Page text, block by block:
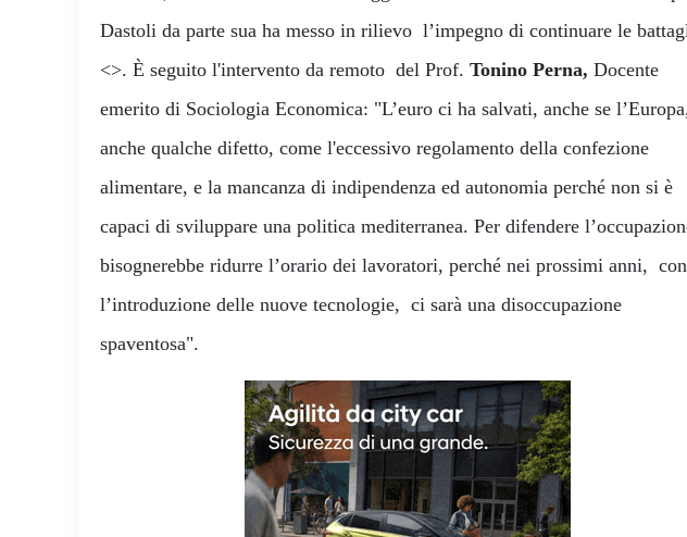
Dastoli da parte sua ha messo in rilievo l’impegno di continuare le
<>. È seguito l'intervento da remoto del Prof. Tonino Perna, Docente
emerito di Sociologia Economica: "L’euro ci ha salvati, anche se
anche qualche difetto, come l'eccessivo regolamento della confezione
alimentare, e la mancanza di indipendenza ed autonomia perché non si è
capaci di sviluppare una politica mediterranea. Per difendere
bisognerebbe ridurre l’orario dei lavoratori, perché nei prossimi anni, con
l’introduzione delle nuove tecnologie, ci sarà una disoccupazione
spaventosa".